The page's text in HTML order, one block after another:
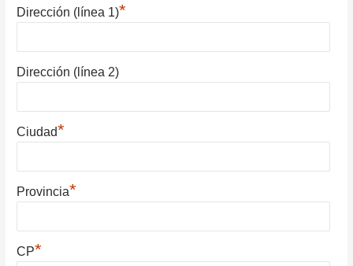
Dirección (línea 1)*
Dirección (línea 2)
Ciudad*
Provincia*
CP*